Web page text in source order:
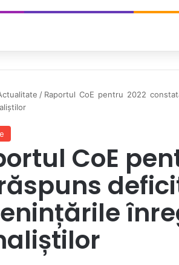
/ Raportul CoE pentru 2022
CoE